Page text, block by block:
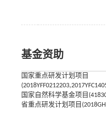
基金资助
国家重点研发计划项目
国家自然科学基金项目
省重点研发计划项目